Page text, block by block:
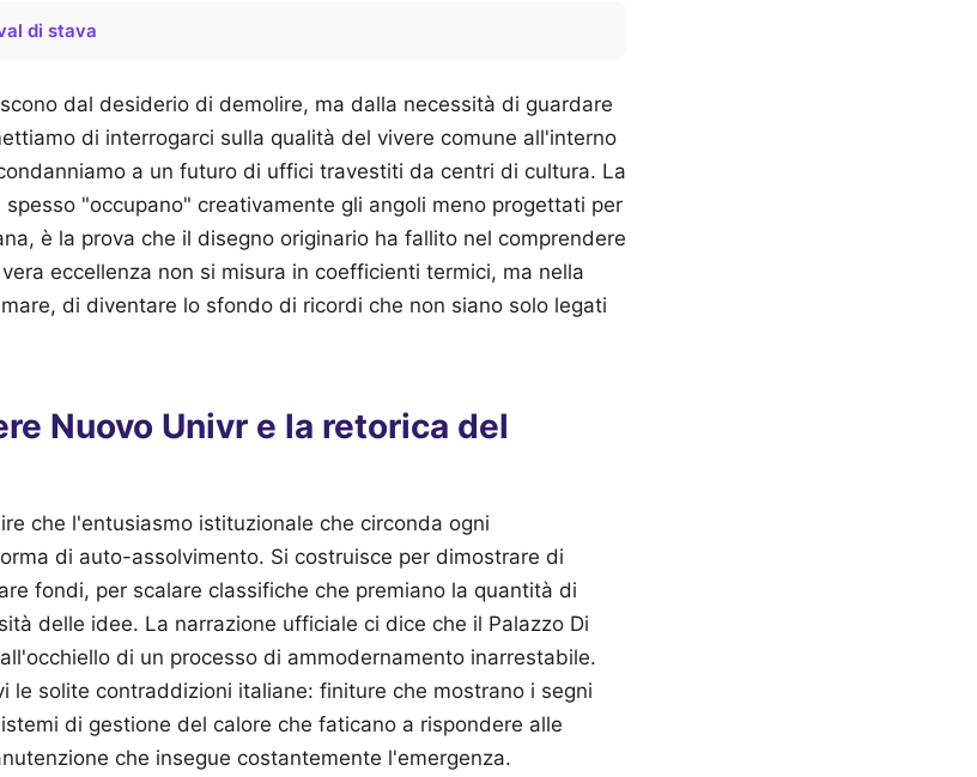
di stava
dal desiderio di demolire, ma dalla necessità di guardare
di interrogarci sulla qualità del vivere comune all'interno
a un futuro di uffici travestiti da centri di cultura. La
"occupano" creativamente gli angoli meno progettati per
è la prova che il disegno originario ha fallito nel comprendere
eccellenza non si misura in coefficienti termici, ma nella
di diventare lo sfondo di ricordi che non siano solo legati
Nuovo Univr e la retorica del
che l'entusiasmo istituzionale che circonda ogni
di auto-assolvimento. Si costruisce per dimostrare di
fondi, per scalare classifiche che premiano la quantità di
delle idee. La narrazione ufficiale ci dice che il Palazzo Di
di un processo di ammodernamento inarrestabile.
le solite contraddizioni italiane: finiture che mostrano i segni
di gestione del calore che faticano a rispondere alle
che insegue costantemente l'emergenza.